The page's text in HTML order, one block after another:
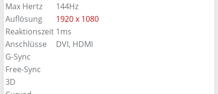
Max Hertz
144Hz
Auflösung
1920 x 1080
Reaktionszeit 1ms
Anschlüsse
DVI, HDMI
G-Sync
Free-Sync
3D